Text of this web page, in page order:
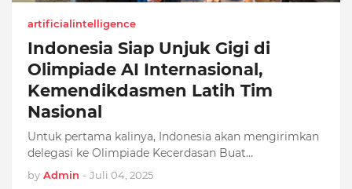
artificialintelligence
Indonesia Siap Unjuk Gigi di
Olimpiade AI Internasional,
Kemendikdasmen Latih Tim
Nasional
Untuk pertama kalinya, Indonesia akan mengirimkan
delegasi ke Olimpiade Kecerdasan Buat…
by Admin - Juli 04, 2025